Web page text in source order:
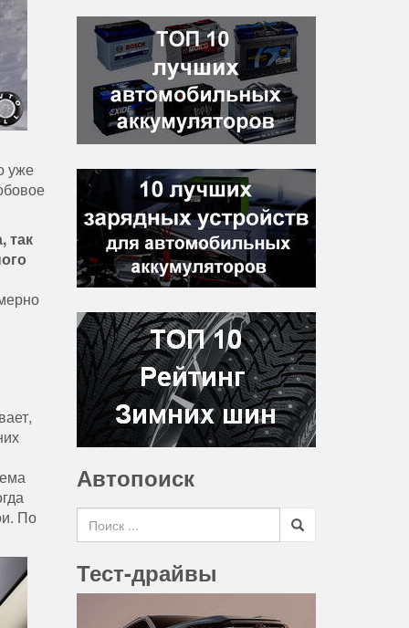
уже
так
По
Автопоиск
Search for
Тест-драйвы